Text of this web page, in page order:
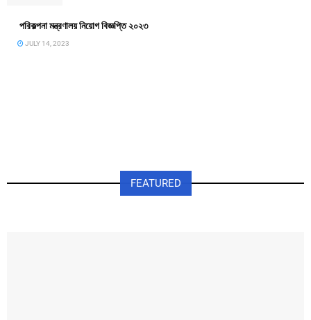
পরিকল্পনা মন্ত্রণালয় নিয়োগ বিজ্ঞপ্তি ২০২৩
JULY 14, 2023
FEATURED